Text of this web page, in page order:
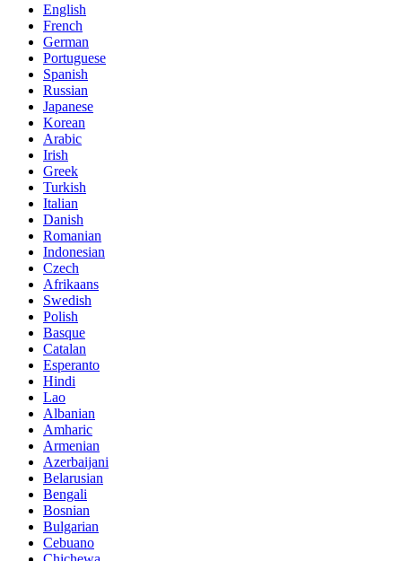
English
French
German
Portuguese
Spanish
Russian
Japanese
Korean
Arabic
Irish
Greek
Turkish
Italian
Danish
Romanian
Indonesian
Czech
Afrikaans
Swedish
Polish
Basque
Catalan
Esperanto
Hindi
Lao
Albanian
Amharic
Armenian
Azerbaijani
Belarusian
Bengali
Bosnian
Bulgarian
Cebuano